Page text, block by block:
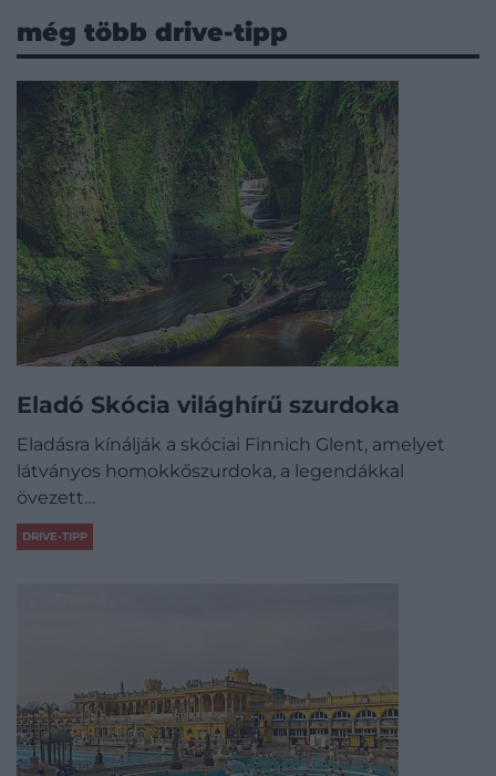
még több drive-tipp
Eladó Skócia világhírű szurdoka
Eladásra kínálják a skóciai Finnich Glent, amelyet
látványos homokkőszurdoka, a legendákkal
övezett…
DRIVE-TIPP